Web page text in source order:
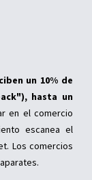
un 10% de
hasta un
en el comercio
escanea el
Los comercios